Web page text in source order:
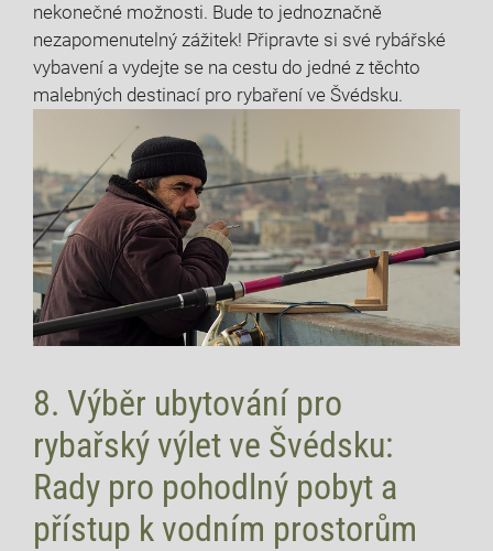
nekonečné možnosti. Bude to jednoznačně
nezapomenutelný zážitek! Připravte‍ si své rybářské
vybavení a‍ vydejte​ se na cestu do jedné z těchto
malebných destinací pro rybaření ve Švédsku.
8. Výběr‌ ubytování ⁤pro
rybařský výlet ve Švédsku:
⁤Rady pro pohodlný pobyt⁢ a​
přístup k vodním prostorům